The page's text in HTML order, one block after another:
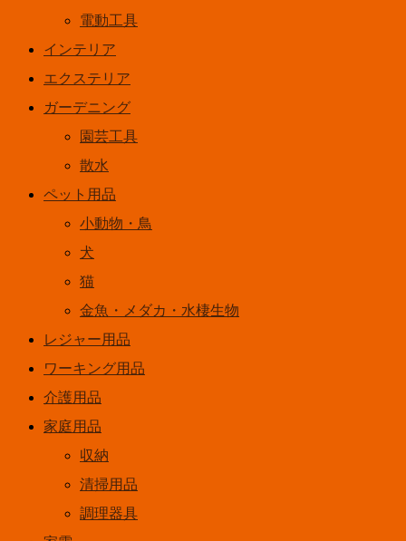
電動工具
インテリア
エクステリア
ガーデニング
園芸工具
散水
ペット用品
小動物・鳥
犬
猫
金魚・メダカ・水棲生物
レジャー用品
ワーキング用品
介護用品
家庭用品
収納
清掃用品
調理器具